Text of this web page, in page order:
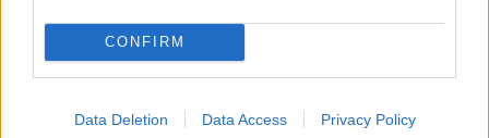
CONFIRM
Data Deletion Data Access Privacy Policy